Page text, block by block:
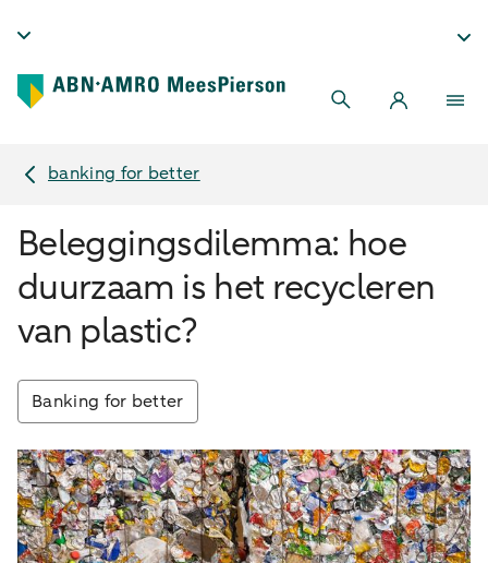
banking for better
Beleggingsdilemma: hoe
duurzaam is het recycleren
van plastic?
Banking for better